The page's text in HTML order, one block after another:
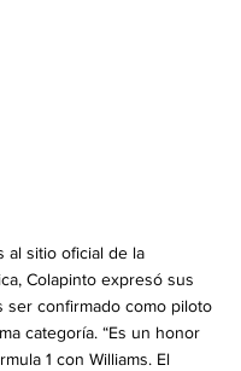
al sitio oficial de la
Colapinto expresó sus
ser confirmado como piloto
categoría. “Es un honor
1 con Williams. El